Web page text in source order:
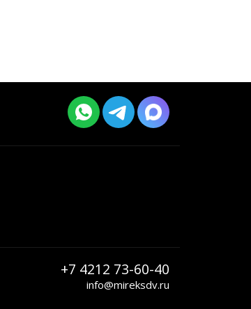
+7 4212 73-60-40
info@mireksdv.ru